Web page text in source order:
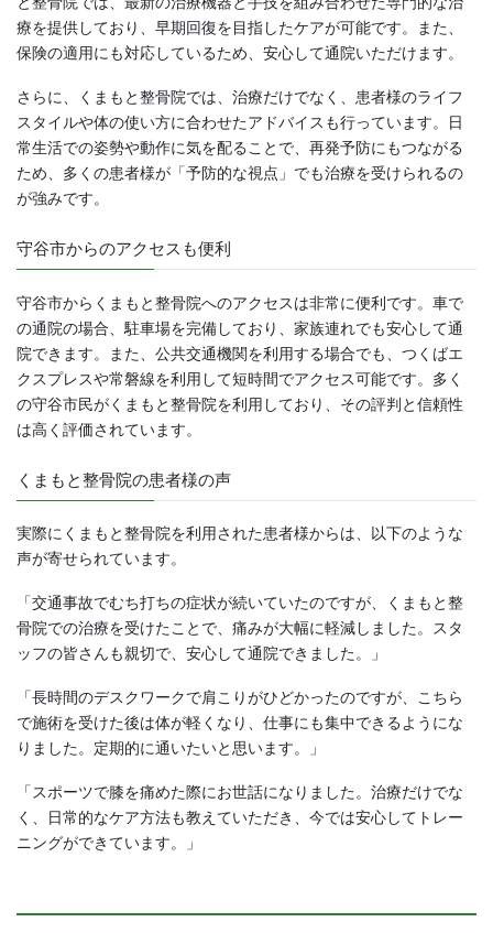
療を提供しており、早期回復を目指したケアが可能です。また、
保険の適用にも対応しているため、安心して通院いただけます。
さらに、くまもと整骨院では、治療だけでなく、患者様のライフ
スタイルや体の使い方に合わせたアドバイスも行っています。日
常生活での姿勢や動作に気を配ることで、再発予防にもつながる
ため、多くの患者様が「予防的な視点」でも治療を受けられるの
が強みです。
守谷市からのアクセスも便利
守谷市からくまもと整骨院へのアクセスは非常に便利です。車で
の通院の場合、駐車場を完備しており、家族連れでも安心して通
院できます。また、公共交通機関を利用する場合でも、つくばエ
クスプレスや常磐線を利用して短時間でアクセス可能です。多く
の守谷市民がくまもと整骨院を利用しており、その評判と信頼性
は高く評価されています。
くまもと整骨院の患者様の声
実際にくまもと整骨院を利用された患者様からは、以下のような
声が寄せられています。
「交通事故でむち打ちの症状が続いていたのですが、くまもと整
骨院での治療を受けたことで、痛みが大幅に軽減しました。スタ
ッフの皆さんも親切で、安心して通院できました。」
「長時間のデスクワークで肩こりがひどかったのですが、こちら
で施術を受けた後は体が軽くなり、仕事にも集中できるようにな
りました。定期的に通いたいと思います。」
「スポーツで膝を痛めた際にお世話になりました。治療だけでな
く、日常的なケア方法も教えていただき、今では安心してトレー
ニングができています。」